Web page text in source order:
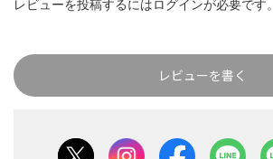
レビューを投稿するにはログインが必要です。
レビューを書く